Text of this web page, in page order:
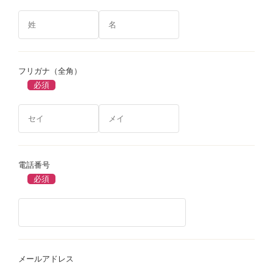
フリガナ（全角）
電話番号
メールアドレス